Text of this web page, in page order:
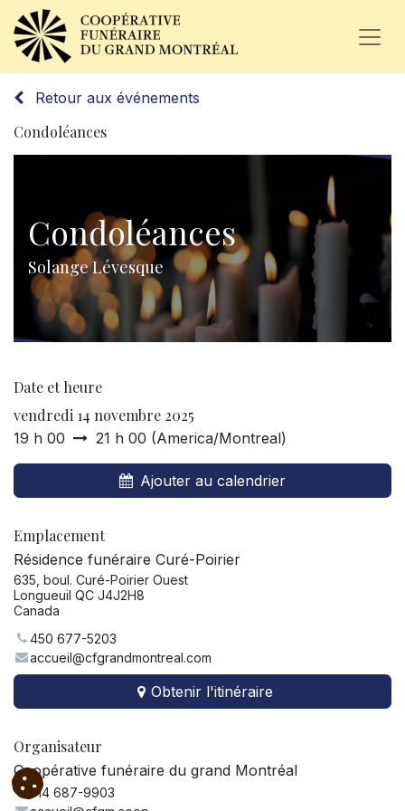
Retour aux événements
Condoléances
Condoléances
Solange Lévesque
Date et heure
vendredi 14 novembre 2025
19 h 00 21 h 00 (America/Montreal)
Ajouter au calendrier
Emplacement
Résidence funéraire Curé-Poirier
635, boul. Curé-Poirier Ouest
Longueuil QC J4J2H8
Canada
450 677-5203
accueil@cfgrandmontreal.com
Obtenir l'itinéraire
Organisateur
Coopérative funéraire du grand Montréal
514 687-9903